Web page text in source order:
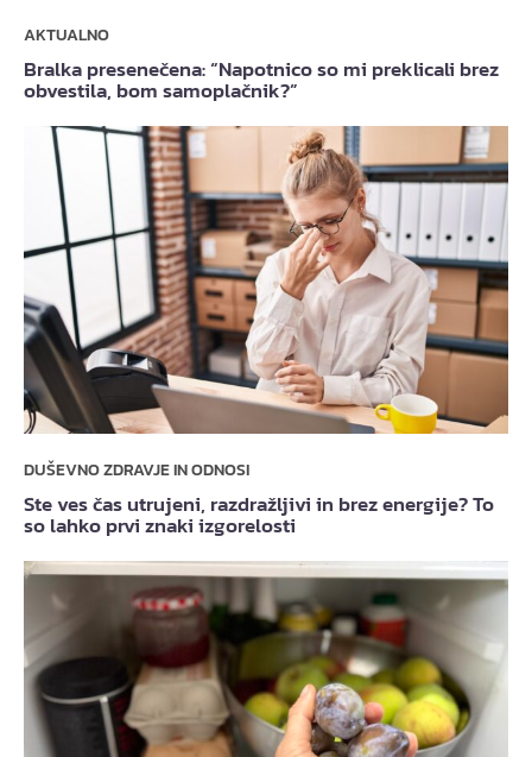
AKTUALNO
Bralka presenečena: “Napotnico so mi preklicali brez
obvestila, bom samoplačnik?”
DUŠEVNO ZDRAVJE IN ODNOSI
Ste ves čas utrujeni, razdražljivi in brez energije? To
so lahko prvi znaki izgorelosti